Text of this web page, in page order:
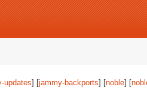
updates] [jammy-backports] [noble] [